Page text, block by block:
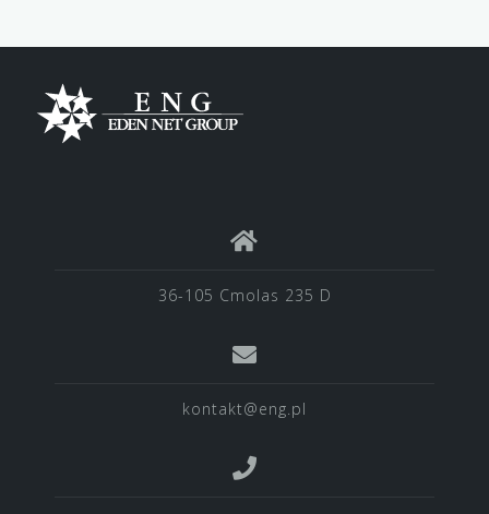
36-105 Cmolas 235 D
kontakt@eng.pl